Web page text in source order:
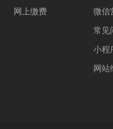
网上缴费 微信
常见
小程
网站